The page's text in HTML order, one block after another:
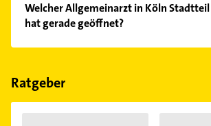
Kundenmeinungen und profitieren Sie
Empfehlungen. Die Suchergebnisse
einfach nachBewertungensortiert
Welcher Allgemeinarzt in Köln
hat gerade geöffnet?
Im Anbieter-Bereich finden Sie alle
Feiertagen abweichen können.
Ratgeber